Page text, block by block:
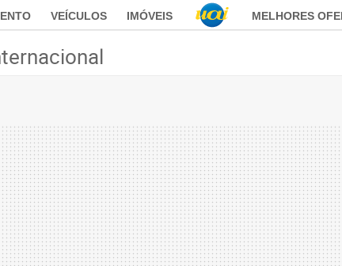
VEÍCULOS IMÓVEIS MELHORES